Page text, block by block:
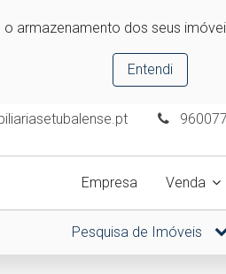
armazenamento dos seus
Entendi
Empresa Venda
Pesquisa de Imóveis